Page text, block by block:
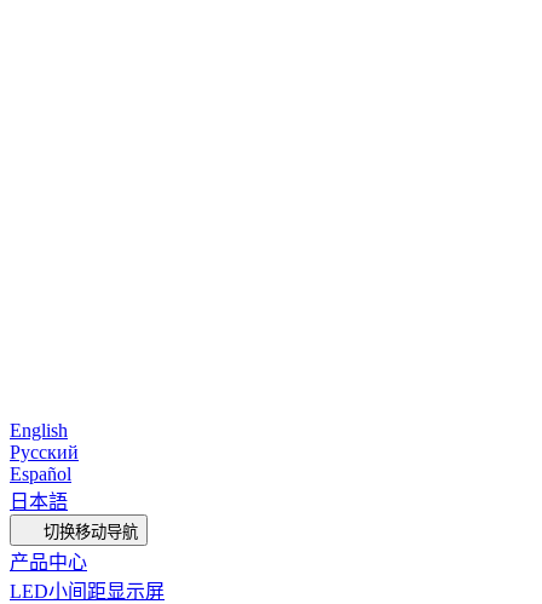
English
Pусский
Español
日本語
切换移动导航
产品中心
LED小间距显示屏